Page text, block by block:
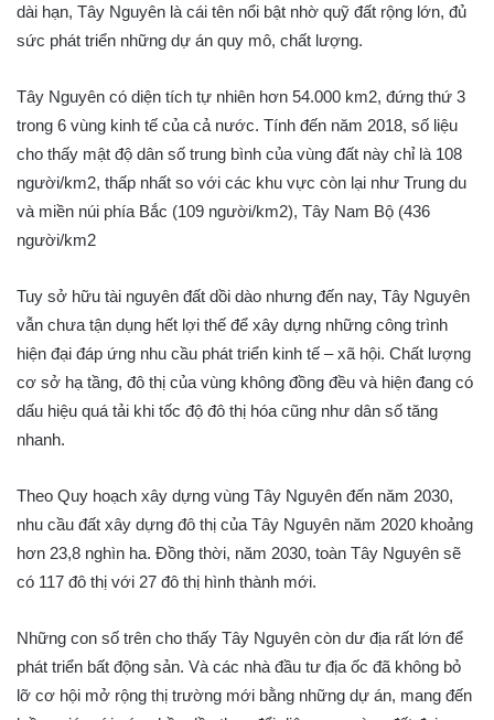
dài hạn, Tây Nguyên là cái tên nổi bật nhờ quỹ đất rộng lớn, đủ
sức phát triển những dự án quy mô, chất lượng.
Tây Nguyên có diện tích tự nhiên hơn 54.000 km2, đứng thứ 3
trong 6 vùng kinh tế của cả nước. Tính đến năm 2018, số liệu
cho thấy mật độ dân số trung bình của vùng đất này chỉ là 108
người/km2, thấp nhất so với các khu vực còn lại như Trung du
và miền núi phía Bắc (109 người/km2), Tây Nam Bộ (436
người/km2
Tuy sở hữu tài nguyên đất dồi dào nhưng đến nay, Tây Nguyên
vẫn chưa tận dụng hết lợi thế để xây dựng những công trình
hiện đại đáp ứng nhu cầu phát triển kinh tế – xã hội. Chất lượng
cơ sở hạ tầng, đô thị của vùng không đồng đều và hiện đang có
dấu hiệu quá tải khi tốc độ đô thị hóa cũng như dân số tăng
nhanh.
Theo Quy hoạch xây dựng vùng Tây Nguyên đến năm 2030,
nhu cầu đất xây dựng đô thị của Tây Nguyên năm 2020 khoảng
hơn 23,8 nghìn ha. Đồng thời, năm 2030, toàn Tây Nguyên sẽ
có 117 đô thị với 27 đô thị hình thành mới.
Những con số trên cho thấy Tây Nguyên còn dư địa rất lớn để
phát triển bất động sản. Và các nhà đầu tư địa ốc đã không bỏ
lỡ cơ hội mở rộng thị trường mới bằng những dự án, mang đến